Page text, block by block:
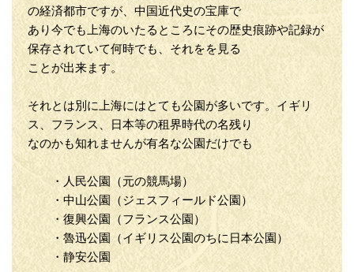
の経済都市ですが、中国近代史の宝庫で
あり今でも上海のいたるところにその歴史痕跡や記録が
保存されていて何時でも、それをを見る
ことが出来ます。
それとは別に上海にはとても公園が多いです。イギリ
ス、フランス、日本等の租界時代の名残り
なのかも知れませんが有名な公園だけでも
・人民公園（元の競馬場）
・中山公園（ジェスフィールド公園）
・復興公園（フランス公園）
・魯迅公園（イギリス公園のちに日本公園）
・静安公園